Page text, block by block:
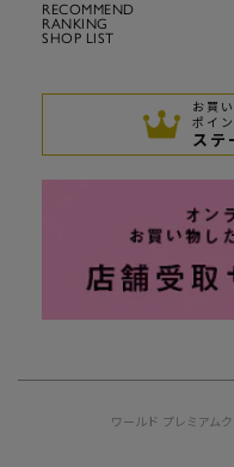
RECOMMEND
RANKING
SHOP LIST
お買
ポイ
ステ
ワールド プレミアムク